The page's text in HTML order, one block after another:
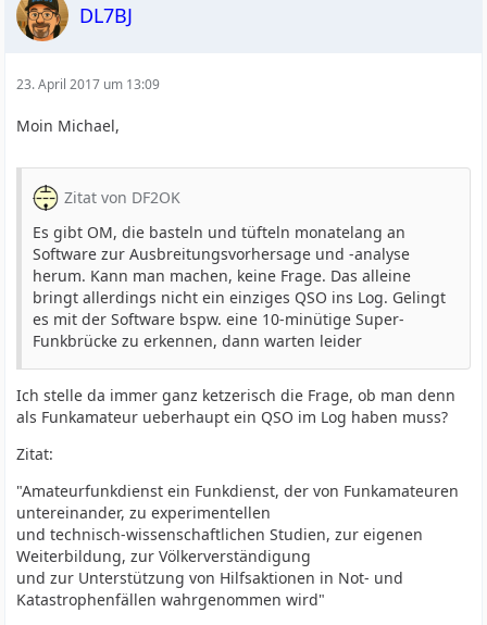
DL7BJ
23. April 2017 um 13:09
Moin Michael,
Zitat von DF2OK
Es gibt OM, die basteln und tüfteln monatelang an
Software zur Ausbreitungsvorhersage und -analyse
herum. Kann man machen, keine Frage. Das alleine
bringt allerdings nicht ein einziges QSO ins Log. Gelingt
es mit der Software bspw. eine 10-minütige Super-
Funkbrücke zu erkennen, dann warten leider
Ich stelle da immer ganz ketzerisch die Frage, ob man denn
als Funkamateur ueberhaupt ein QSO im Log haben muss?
Zitat:
"Amateurfunkdienst ein Funkdienst, der von Funkamateuren
untereinander, zu experimentellen
und technisch-wissenschaftlichen Studien, zur eigenen
Weiterbildung, zur Völkerverständigung
und zur Unterstützung von Hilfsaktionen in Not- und
Katastrophenfällen wahrgenommen wird"